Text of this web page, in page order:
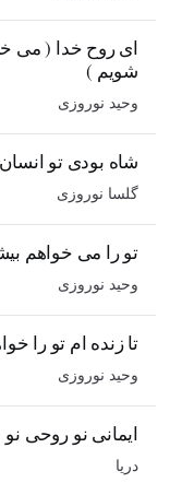
ای روح خدا ( می
شویم )
وحید نوروزی
شاه بودی تو
گلسا نوروزی
تو را می خواهم
وحید نوروزی
تا زنده ام تو را
وحید نوروزی
ایمانی نو روحی نو
دریا